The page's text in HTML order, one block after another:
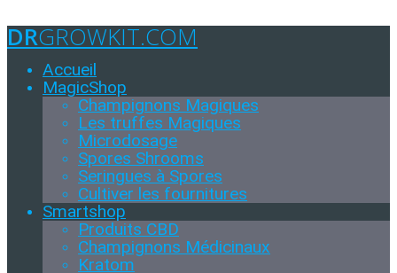
DRGROWKIT.COM
Accueil
MagicShop
Champignons Magiques
Les truffes Magiques
Microdosage
Spores Shrooms
Seringues à Spores
Cultiver les fournitures
Smartshop
Produits CBD
Champignons Médicinaux
Kratom